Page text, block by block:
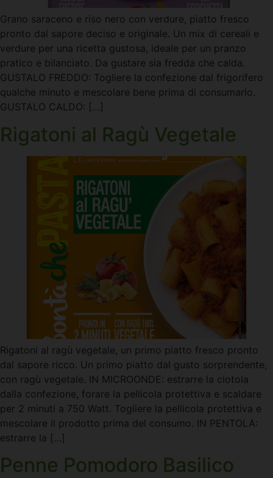
Grano saraceno e riso nero con verdure, piatto fresco
pronto dal sapore deciso e originale. Un mix di cereali e
verdure per una ricetta gustosa, ideale per un pranzo
pratico e bilanciato. Da gustare sia fredda che calda.
GUSTALO FREDDO: Togliere la confezione dal frigorifero
qualche minuto e mescolare bene prima di consumarlo.
GUSTALO CALDO: […]
Rigatoni al Ragù Vegetale
Rigatoni al ragù vegetale, un primo piatto fresco pronto
dal sapore ricco. Un primo piatto dal gusto sorprendente,
con ragù vegetale. IN MICROONDE: estrarre la ciotola
dalla confezione, forare la pellicola protettiva e scaldare
per 2 minuti a 750 Watt. Togliere la pellicola protettiva e
mescolare il prodotto prima del consumo. IN PENTOLA:
estrarre la […]
Penne Pomodoro Basilico